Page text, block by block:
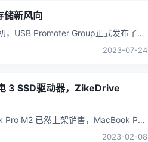
储新风向
2023-07-24
3 SSD驱动器，ZikeDrive
2023-02-08